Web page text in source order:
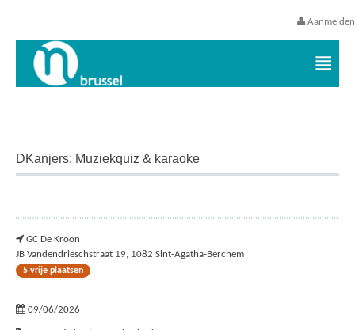
Aanmelden
DKanjers: Muziekquiz & karaoke
GC De Kroon
JB Vandendrieschstraat 19, 1082 Sint-Agatha-Berchem
5 vrije plaatsen
09/06/2026